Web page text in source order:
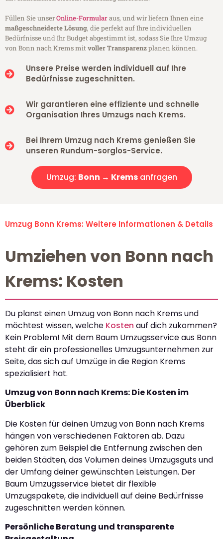
Füllen Sie unserOnline-Formularaus, und wir liefern Ihnen eine
maßgeschneiderte Lösung, die perfekt auf Ihre individuellen
Bedürfnisse und Ihr Budget abgestimmt ist, sodass Sie Ihre Umzug
von Bonn nach Krems mitvoller Transparenzplanen können.
Unsere Preise werden individuell auf Ihre
Bedürfnisse zugeschnitten.
Wir garantieren eine effiziente und schnelle
Organisation Ihres Umzugs nach Krems.
Bei Ihrem Umzug nach Krems genießen Sie
unseren Rundum-sorglos-Service.
Umzug: Bonn → Kremsanfragen
Umzug Bonn Krems: Weitere Informationen & Details
Umziehen von Bonn nach
Krems: Kosten
Du planst einen Umzug von Bonn nach Krems und
möchtest wissen, welche Kosten auf dich zukommen?
Kein Problem! Mit dem Baum Umzugsservice aus Bonn
steht dir ein professionelles Umzugsunternehmen zur
Seite, das sich auf Umzüge in die Region Krems
spezialisiert hat.
Umzug von Bonn nach Krems: Die Kosten im
Überblick
Die Kosten für deinen Umzug von Bonn nach Krems
hängen von verschiedenen Faktoren ab. Dazu
gehören zum Beispiel die Entfernung zwischen den
beiden Städten, das Volumen deines Umzugsguts und
der Umfang deiner gewünschten Leistungen. Der
Baum Umzugsservice bietet dir flexible
Umzugspakete, die individuell auf deine Bedürfnisse
zugeschnitten werden können.
Persönliche Beratung und transparente